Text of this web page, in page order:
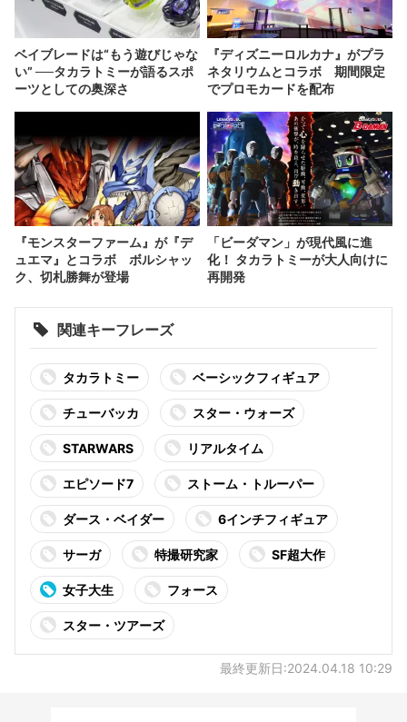
ベイブレードは“もう遊びじゃな
い” ──タカラトミーが語るスポ
ーツとしての奥深さ
『ディズニーロルカナ』がプラ
ネタリウムとコラボ 期間限定
でプロモカードを配布
『モンスターファーム』が『デ
ュエマ』とコラボ ボルシャッ
ク、切札勝舞が登場
「ビーダマン」が現代風に進
化！ タカラトミーが大人向けに
再開発
関連キーフレーズ
タカラトミー ベーシックフィギュア
チューバッカ スター・ウォーズ
STARWARS リアルタイム
エピソード7 ストーム・トルーパー
ダース・ベイダー 6インチフィギュア
サーガ 特撮研究家 SF超大作
女子大生 フォース
スター・ツアーズ
最終更新日:2024.04.18 10:29